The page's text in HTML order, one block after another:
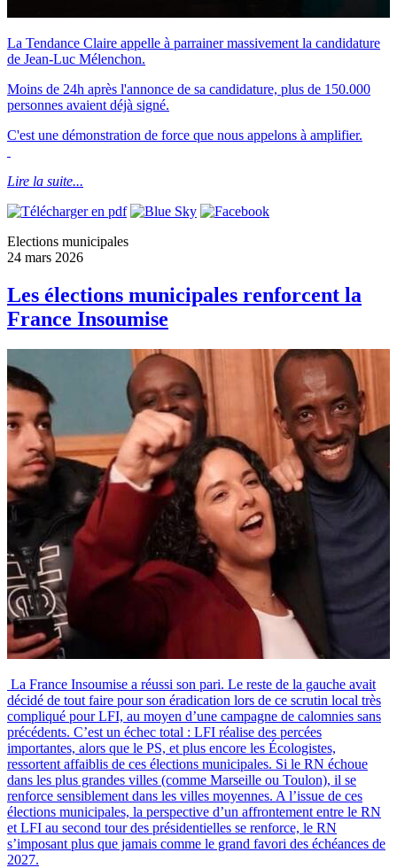
La Tendance Claire appelle à parrainer massivement la candidature
de Jean-Luc Mélenchon.
Moins de 24h après l'annonce de sa candidature, plus de 150.000
personnes avaient déjà signé.
C'est une démonstration de force que nous appelons à amplifier.
Lire la suite...
Elections municipales
24 mars 2026
Les élections municipales renforcent la
France Insoumise
La France Insoumise a réussi son pari. Le reste de la gauche avait
décidé de tout faire pour son éradication lors de ce scrutin local très
compliqué pour LFI, au moyen d’une campagne de calomnies sans
précédents. C’est un échec total : LFI réalise des percées
importantes, alors que le PS, et plus encore les Écologistes,
ressortent affaiblis de ces élections municipales. Si le RN échoue
dans les plus grandes villes (comme Marseille ou Toulon), il se
renforce sensiblement dans les villes moyennes. A l’issue de ces
élections municipales, la perspective d’un affrontement entre le RN
et LFI au second tour des présidentielles se renforce, le RN
s’imposant plus que jamais comme le grand favori des échéances de
2027.